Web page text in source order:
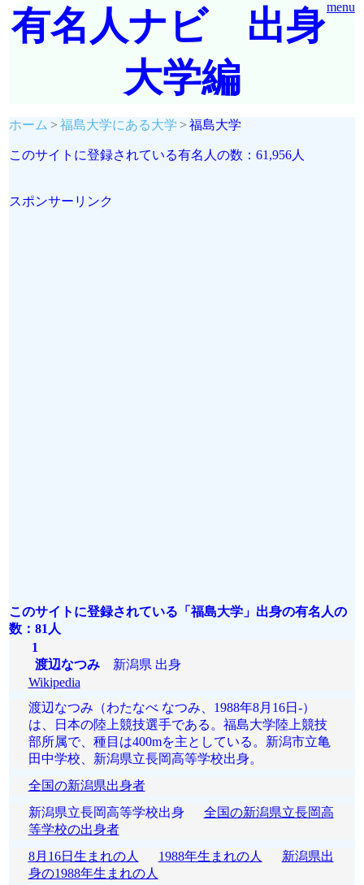
menu
有名人ナビ 出身
大学編
ホーム 福島大学にある大学 福島大学
このサイトに登録されている有名人の数：61,956人
スポンサーリンク
このサイトに登録されている「福島大学」出身の有名人の
数：81人
1
渡辺なつみ新潟県 出身
Wikipedia
渡辺なつみ（わたなべ なつみ、1988年8月16日‐）
は、日本の陸上競技選手である。福島大学陸上競技
部所属で、種目は400mを主としている。新潟市立亀
田中学校、新潟県立長岡高等学校出身。
全国の新潟県出身者
新潟県立長岡高等学校出身 全国の新潟県立長岡高
等学校の出身者
8月16日生まれの人
1988年生まれの人
新潟県出
身の1988年生まれの人